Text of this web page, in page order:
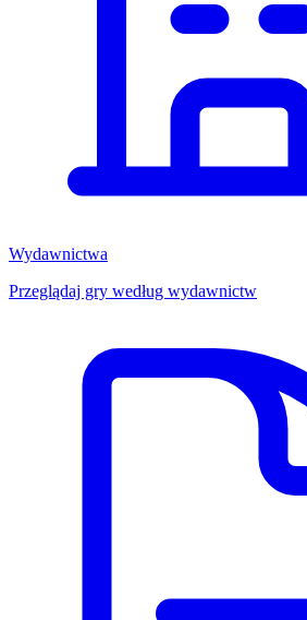
Wydawnictwa
Przeglądaj gry według wydawnictw